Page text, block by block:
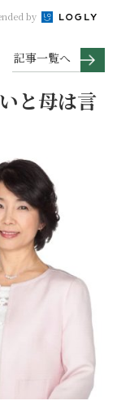
by
記事一覧へ
と母は言